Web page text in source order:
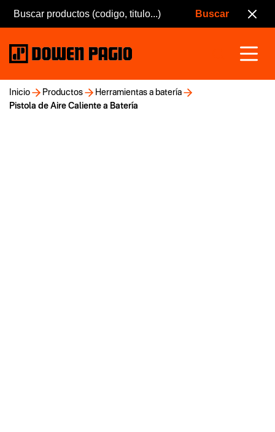
Inicio Productos
Herramientas a batería
Pistola de Aire Caliente a Batería